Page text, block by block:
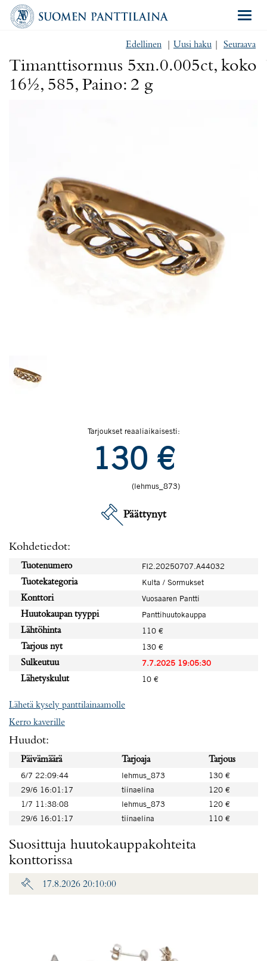
Edellinen Uusi haku Seuraava
Timanttisormus 5xn.0.005ct, koko
16½, 585, Paino: 2 g
Tarjoukset reaaliaikaisesti:
130 €
(lehmus_873)
Päättynyt
Kohdetiedot:
Tuotenumero
FI2.20250707.A44032
Tuotekategoria
Kulta / Sormukset
Konttori
Vuosaaren Pantti
Huutokaupan tyyppi
Panttihuutokauppa
Lähtöhinta
110 €
Tarjous nyt
130 €
Sulkeutuu
7.7.2025 19:05:30
Lähetyskulut
10 €
Lähetä kysely panttilainaamolle
Kerro kaverille
Huudot:
Päivämäärä Tarjoaja
Tarjous
6/7 22:09:44
lehmus_873
130 €
29/6 16:01:17
tiinaelina
120 €
1/7 11:38:08
lehmus_873
120 €
29/6 16:01:17
tiinaelina 110 €
Suosittuja huutokauppakohteita
konttorissa
17.8.2026 20:10:00